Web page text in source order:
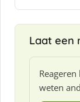
Laat een
weten